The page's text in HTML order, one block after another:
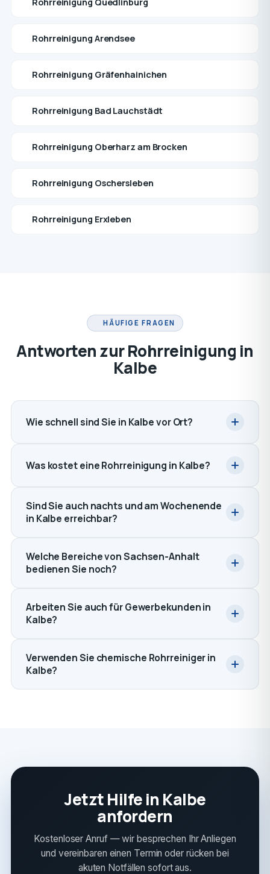
Rohrreinigung Arendsee
Rohrreinigung Gräfenhainichen
Rohrreinigung Bad Lauchstädt
Rohrreinigung Oberharz am Brocken
Rohrreinigung Oschersleben
Rohrreinigung Erxleben
HÄUFIGE FRAGEN
Antworten zur Rohrreinigung in
Kalbe
Wie schnell sind Sie in Kalbe vor Ort?
Was kostet eine Rohrreinigung in Kalbe?
Sind Sie auch nachts und am Wochenende
in Kalbe erreichbar?
Welche Bereiche von Sachsen-Anhalt
bedienen Sie noch?
Arbeiten Sie auch für Gewerbekunden in
Kalbe?
Verwenden Sie chemische Rohrreiniger in
Kalbe?
Jetzt Hilfe in Kalbe
anfordern
Kostenloser Anruf — wir besprechen Ihr Anliegen
und vereinbaren einen Termin oder rücken bei
akuten Notfällen sofort aus.